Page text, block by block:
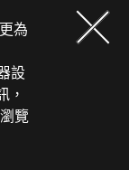
為
設
，
覽